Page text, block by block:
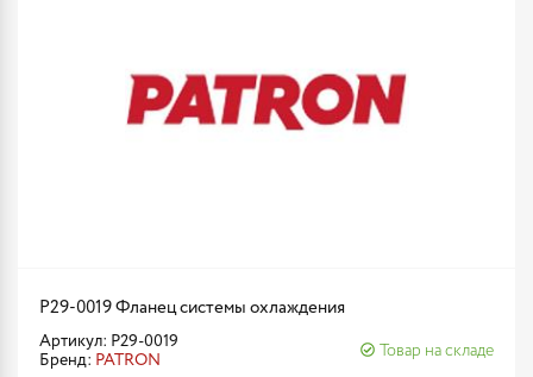
P29-0019 Фланец системы охлаждения
Артикул: P29-0019
Бренд: PATRON
Товар на складе